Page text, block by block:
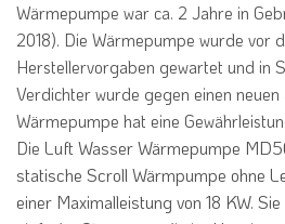
Wärmepumpe war ca. 2 Jahre in
2018). Die Wärmepumpe wurde vor
Herstellervorgaben gewartet und in
Verdichter wurde gegen einen neuen
Wärmepumpe hat eine
Die Luft Wasser Wärmepumpe
statische Scroll Wärmpumpe ohne
einer Maximalleistung von 18 KW.